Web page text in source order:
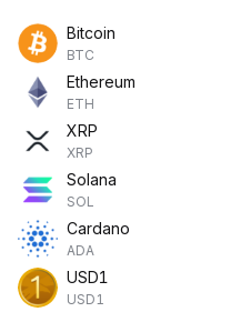
Bitcoin
BTC
Ethereum
ETH
XRP
XRP
Solana
SOL
Cardano
ADA
USD1
USD1